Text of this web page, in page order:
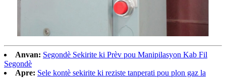
Anvan: Segondè Sekirite ki Prèv pou Manipilasyon Kab Fil
Segondè
Apre: Sele kontè sekirite ki reziste tanperati pou plon gaz la